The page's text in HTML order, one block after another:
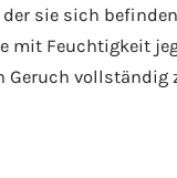
sie sich
mit Feuchtigkeit
vollständig